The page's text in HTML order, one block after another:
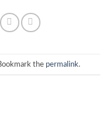
the permalink.